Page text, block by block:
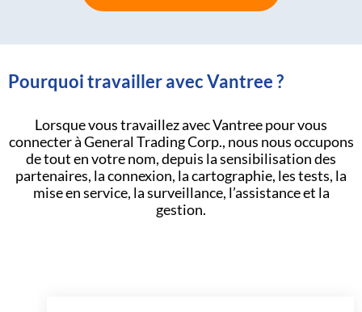
Pourquoi travailler avec Vantree ?
Lorsque vous travaillez avec Vantree pour vous
connecter à General Trading Corp., nous nous occupons
de tout en votre nom, depuis la sensibilisation des
partenaires, la connexion, la cartographie, les tests, la
mise en service, la surveillance, l’assistance et la
gestion.